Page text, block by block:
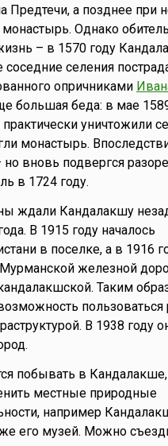
Предтечи, а позднее при
Однако
– в 1570 году
селения
опричниками
большая беда: в мае
уничтожили
монастырь.
но вновь подвергся
в 1724 году.
ждали Кандалакшу
В 1915 году началось
в поселке, а в 1916
Мурманской железной
Таким
пользоваться
В 1938 году
побывать в
местные природные
например
его музей. Можно